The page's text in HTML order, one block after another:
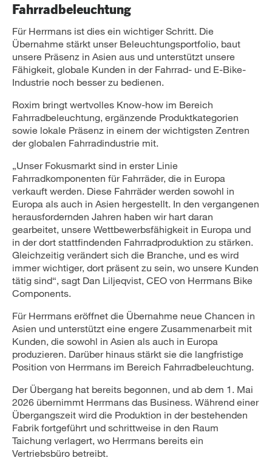
Fahrradbeleuchtung
Für Herrmans ist dies ein wichtiger Schritt. Die
Übernahme stärkt unser Beleuchtungsportfolio, baut
unsere Präsenz in Asien aus und unterstützt unsere
Fähigkeit, globale Kunden in der Fahrrad- und E-Bike-
Industrie noch besser zu bedienen.
Roxim bringt wertvolles Know-how im Bereich
Fahrradbeleuchtung, ergänzende Produktkategorien
sowie lokale Präsenz in einem der wichtigsten Zentren
der globalen Fahrradindustrie mit.
„Unser Fokusmarkt sind in erster Linie
Fahrradkomponenten für Fahrräder, die in Europa
verkauft werden. Diese Fahrräder werden sowohl in
Europa als auch in Asien hergestellt. In den vergangenen
herausfordernden Jahren haben wir hart daran
gearbeitet, unsere Wettbewerbsfähigkeit in Europa und
in der dort stattfindenden Fahrradproduktion zu stärken.
Gleichzeitig verändert sich die Branche, und es wird
immer wichtiger, dort präsent zu sein, wo unsere Kunden
tätig sind“, sagt Dan Liljeqvist, CEO von Herrmans Bike
Components.
Für Herrmans eröffnet die Übernahme neue Chancen in
Asien und unterstützt eine engere Zusammenarbeit mit
Kunden, die sowohl in Asien als auch in Europa
produzieren. Darüber hinaus stärkt sie die langfristige
Position von Herrmans im Bereich Fahrradbeleuchtung.
Der Übergang hat bereits begonnen, und ab dem 1. Mai
2026 übernimmt Herrmans das Business. Während einer
Übergangszeit wird die Produktion in der bestehenden
Fabrik fortgeführt und schrittweise in den Raum
Taichung verlagert, wo Herrmans bereits ein
Vertriebsbüro betreibt.